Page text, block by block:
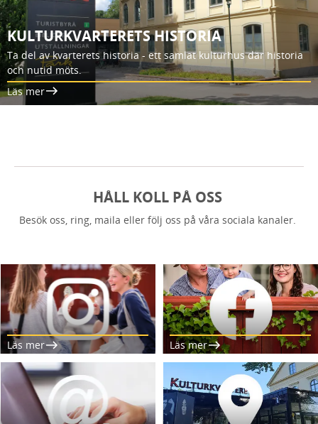
KULTURKVARTERETS HISTORIA
Ta del av kvarterets historia - ett samlat kulturhus där historia
och nutid möts.
Läs mer
HÅLL KOLL PÅ OSS
Besök oss, ring, maila eller följ oss på våra sociala kanaler.
Läs mer Läs mer